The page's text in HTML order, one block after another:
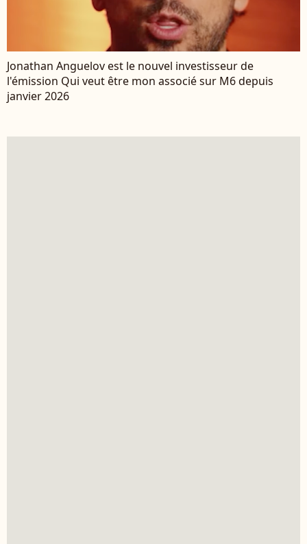
Jonathan Anguelov est le nouvel investisseur de
l'émission Qui veut être mon associé sur M6 depuis
janvier 2026